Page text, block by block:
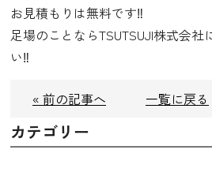
お見積もりは無料です‼️
足場のことならTSUTSUJI株式会
い‼️
« 前の記事へ 一覧に戻る
カテゴリー